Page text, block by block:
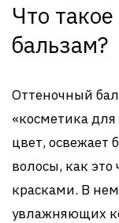
Что
бальзам?
Оттеночный
«косметика
цвет, освежает
волосы, как
красками. В
увлажняющих